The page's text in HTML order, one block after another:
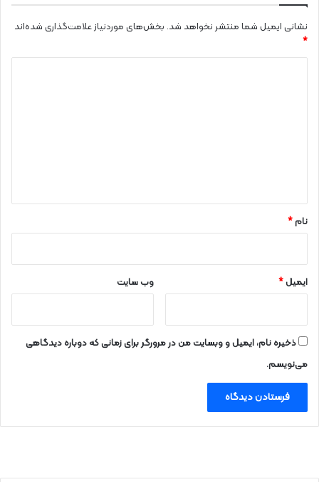
نشانی ایمیل شما منتشر نخواهد شد. بخش‌های موردنیاز علامت‌گذاری شده‌اند
*
نام*
ایمیل* وب‌ سایت
ذخیره نام، ایمیل و وبسایت من در مرورگر برای زمانی که دوباره دیدگاهی
می‌نویسم.